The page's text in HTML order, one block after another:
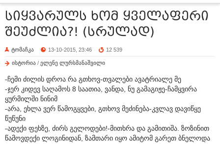
სიყვარულს ხომ ყველაფერი
შეუძლია?! (სრულად)
ტომაჩკა 13-10-2015, 23:46 12 539
ისტორია / ელენე ლურსმანაშვილი
-ჩემი ძილის დროა რა გთხოვ-თვალები ავატრიალე მე
-ჯერ კიდევ საღამოს 8 საათია, ვანდა, ნუ გამაგიჟე-ჩამყვირა
ყურმილში ნინიმ
-არა, ეხლა ვერ წამოგყვები, გთხოვ მეძინება-კვლავ დავიწყე
წუწუნი
-ადექი ფეხზე, ძირს გელოდები!-მითხრა და გამითიშა. ზოზინით
წამოვდექი ლოგინიდან, ზამთარი იყო ამიტომ გარეთ ბნელოდა